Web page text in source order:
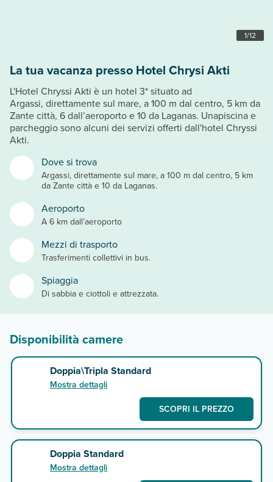
1/12
Dove si trova
Argassi, direttamente sul mare, a 100 m dal centro, 5 km
da Zante città e 10 da Laganas.
Aeroporto
A 6 km dall’aeroporto
Mezzi di trasporto
Trasferimenti collettivi in bus.
Spiaggia
Di sabbia e ciottoli e attrezzata.
La tua vacanza presso Hotel Chrysi Akti
L'Hotel Chryssi Akti è un hotel 3* situato ad
Argassi, direttamente sul mare, a 100 m dal centro, 5 km da
Zante città, 6 dall’aeroporto e 10 da Laganas. Unapiscina e
parcheggio sono alcuni dei servizi offerti dall'hotel Chryssi
Akti.
Disponibilità camere
Doppia\Tripla Standard
Mostra dettagli
SCOPRI IL PREZZO
Doppia Standard
Mostra dettagli